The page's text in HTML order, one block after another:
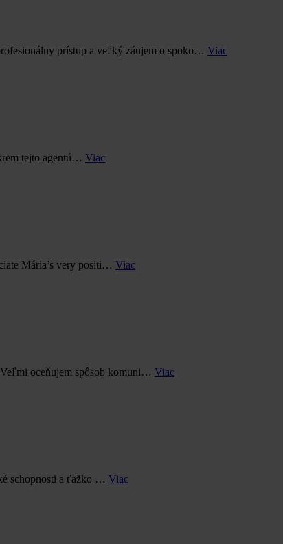
prístup a veľký záujem o spoko… Viac
tejto agentú… Viac
Mária’s very positi… Viac
Veľmi oceňujem spôsob komuni… Viac
schopnosti a ťažko … Viac